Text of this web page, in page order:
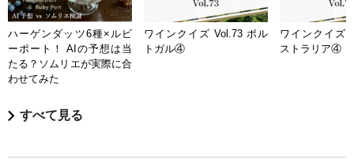
ハーゲンダッツ6種×ルビ
ーポート！ AIの予想は当
たる？ソムリエが実際に合
わせてみた
ワインクイズ Vol.73 ポル
トガル④
ワインクイズ
ストラリア④
すべて見る